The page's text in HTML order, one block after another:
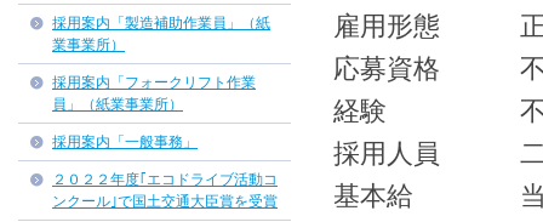
雇用形態 正社
応募資格 不
経験 不
採用人員 二
基本給 当社
採用案内「製造補助作業員」（紙
業事業所）
採用案内「フォークリフト作業
員」（紙業事業所）
採用案内「一般事務」
２０２２年度｢エコドライブ活動コ
ンクール｣で国土交通大臣賞を受賞